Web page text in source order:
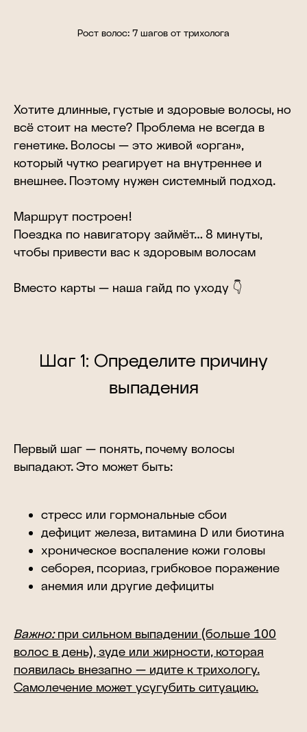
Рост волос: 7 шагов от трихолога
Хотите длинные, густые и здоровые волосы, но
всё стоит на месте? Проблема не всегда в
генетике. Волосы — это живой «орган»,
который чутко реагирует на внутреннее и
внешнее. Поэтому нужен системный подход.
Маршрут построен!
Поездка по навигатору займёт… 8 минуты,
чтобы привести вас к здоровым волосам
Вместо карты — наша гайд по уходу 👇
Шаг 1: Определите причину
выпадения
Первый шаг — понять, почему волосы
выпадают. Это может быть:
стресс или гормональные сбои
дефицит железа, витамина D или биотина
хроническое воспаление кожи головы
себорея, псориаз, грибковое поражение
анемия или другие дефициты
Важно:при сильном выпадении (больше 100
волос в день), зуде или жирности, которая
появилась внезапно — идите к трихологу.
Самолечение может усугубить ситуацию.